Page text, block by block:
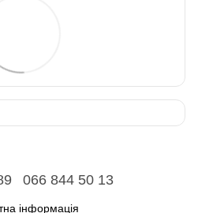
066 844 50 13
інформація